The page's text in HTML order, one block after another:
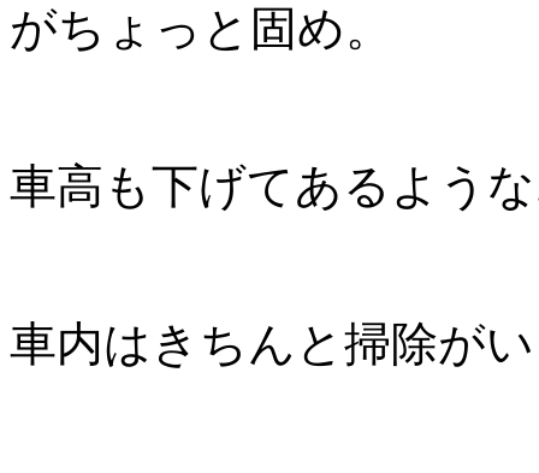
がちょっと固め。
車高も下げてあるよう
車内はきちんと掃除が